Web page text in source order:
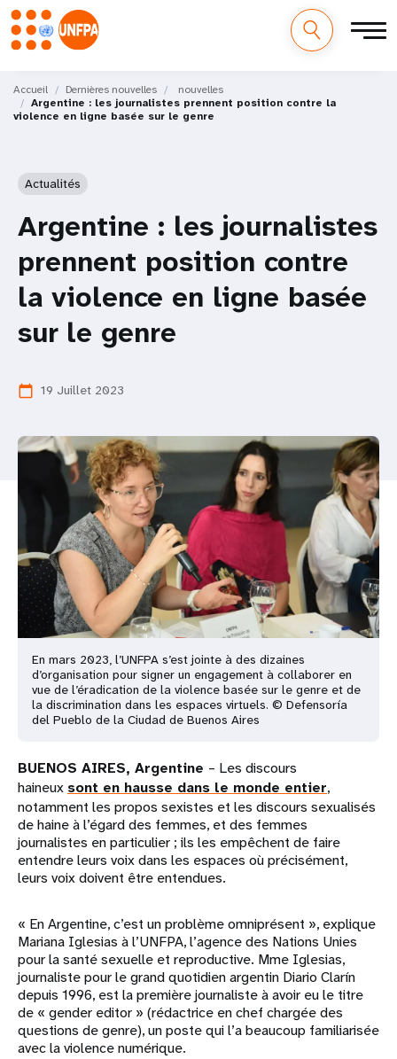
au
contenu
principal
M
a
Accueil Dernières nouvelles
nouvelles
Argentine : les journalistes prennent position contre la
violence en ligne basée sur le genre
Actualités
Argentine : les journalistes
prennent position contre
la violence en ligne basée
sur le genre
calendar_today 19 Juillet 2023
En mars 2023, l’UNFPA s’est jointe à des dizaines
d’organisation pour signer un engagement à collaborer en
vue de l’éradication de la violence basée sur le genre et de
la discrimination dans les espaces virtuels. © Defensoría
del Pueblo de la Ciudad de Buenos Aires
BUENOS AIRES, Argentine – Les discours
haineux sont en hausse dans le monde entier,
notamment les propos sexistes et les discours sexualisés
de haine à l’égard des femmes, et des femmes
journalistes en particulier ; ils les empêchent de faire
entendre leurs voix dans les espaces où précisément,
leurs voix doivent être entendues.
« En Argentine, c’est un problème omniprésent », explique
Mariana Iglesias à l’UNFPA, l’agence des Nations Unies
pour la santé sexuelle et reproductive. Mme Iglesias,
journaliste pour le grand quotidien argentin Diario Clarín
depuis 1996, est la première journaliste à avoir eu le titre
de « gender editor » (rédactrice en chef chargée des
questions de genre), un poste qui l’a beaucoup familiarisée
avec la violence numérique.